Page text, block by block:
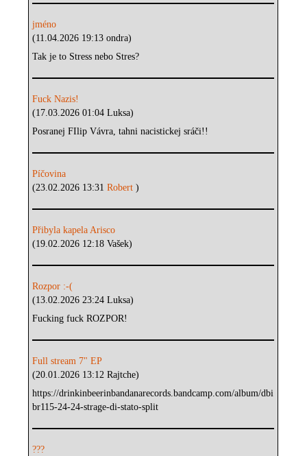
jméno
(11.04.2026 19:13 ondra)
Tak je to Stress nebo Stres?
Fuck Nazis!
(17.03.2026 01:04 Luksa)
Posranej FIlip Vávra, tahni nacistickej sráči!!
Píčovina
(23.02.2026 13:31Robert)
Přibyla kapela Arisco
(19.02.2026 12:18 Vašek)
Rozpor :-(
(13.02.2026 23:24 Luksa)
Fucking fuck ROZPOR!
Full stream 7" EP
(20.01.2026 13:12 Rajtche)
https://drinkinbeerinbandanarecords.bandcamp.com/album/dbi
br115-24-24-strage-di-stato-split
???